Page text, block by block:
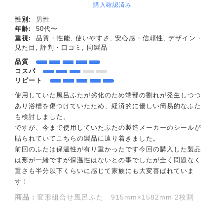
購入確認済み
性別:
男性
年齢:
50代〜
重視:
品質・性能, 使いやすさ, 安心感・信頼性, デザイン・
見た目, 評判・口コミ, 同製品
品質
コスパ
リピート
使用していた風呂ふたが劣化のため端部の割れが発生しつつ
あり浴槽を傷つけていたため、経済的に優しい簡易的なふた
も検討しました。
ですが、今まで使用していたふたの製造メーカーのシールが
貼られていてこちらの製品に辿り着きました。
前回のふたは保温性が有り重かったです今回の購入した製品
は形が一緒ですが保温性はないとの事でしたが全く問題なく
重さも半分以下くらいに感じて家族にも大変喜ばれていま
す！
商品： 変形組合せ風呂ふた 915mm×1582mm 2枚割